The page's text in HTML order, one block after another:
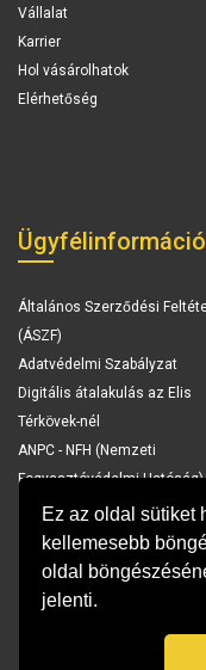
Ez az oldal sütiket
kellemesebb
oldal
jelenti.
Vállalat
Karrier
Hol vásárolhatok
Elérhetőség
Általános Szerződési
(ÁSZF)
Adatvédelmi Szabályzat
Digitális átalakulás az Elis
Térkövek-nél
ANPC - NFH (Nemzeti
Fogyasztóvédelmi Hatóság)
©